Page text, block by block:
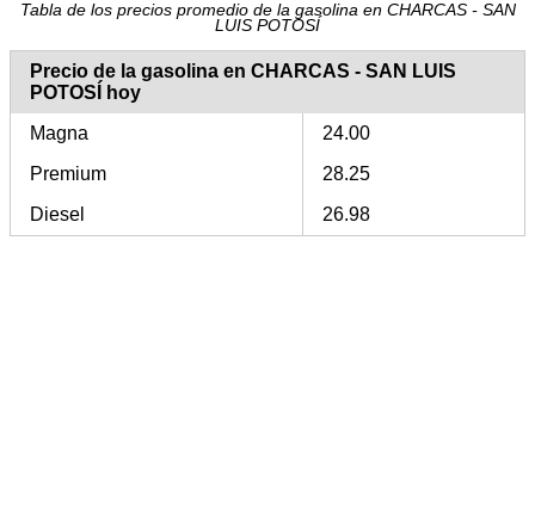
Tabla de los precios promedio de la gasolina en CHARCAS - SAN
LUIS POTOSÍ
Precio de la gasolina en CHARCAS - SAN LUIS
POTOSÍ hoy
Magna
24.00
Premium
28.25
Diesel
26.98